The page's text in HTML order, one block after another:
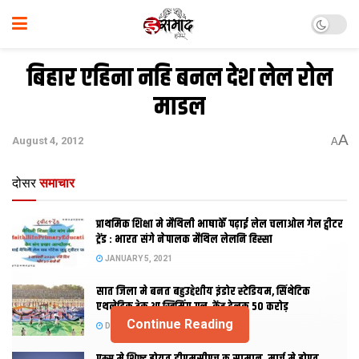
बिहार एहिना नहि बनल देश लेल रोल
माडल
August 4, 2012 AA
दोसर समाचार
प्राथमिक शि‍क्षा मे मैथि‍ली भाषाकेँ पढ़ाई लेल चलाओल गेल ट्वीटर
ट्रेंड : भारत संगे नेपालक मैथिल लेलनि हिस्सा
JANUARY 5, 2021
सात जिला मे बनत बहुउद्देशीय इंडोर स्‍टेडि‍यम, सिंथेटिक
एथलेटिक ट्रेक आ स्विमिंग पुल, केंद्र देलक 50 करोड़
DECEMBER 26, 2020
Continue Reading